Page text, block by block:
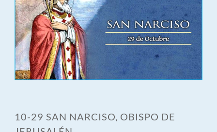
10-29 SAN NARCISO, OBISPO DE